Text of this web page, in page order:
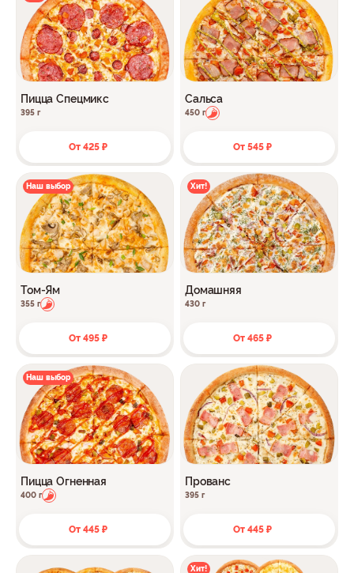
Пицца Спецмикс
395 г
От 425 ₽
Сальса
450 г
От 545 ₽
Наш выбор
Том-Ям
355 г
От 495 ₽
Хит!
Домашняя
430 г
От 465 ₽
Наш выбор
Пицца Огненная
400 г
От 445 ₽
Прованс
395 г
От 445 ₽
Хит!